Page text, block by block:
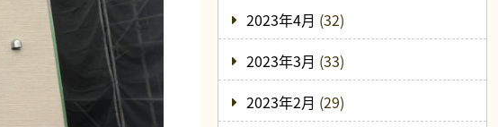
2023年4月 (32)
2023年3月 (33)
2023年2月 (29)